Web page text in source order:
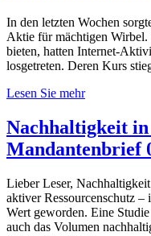
In den letzten Wochen
Aktie für mächtigen
bieten, hatten Internet-
losgetreten. Deren Kurs
Lesen Sie mehr
Nachhaltigkeit
Mandantenbrief
Lieber Leser,
aktiver Ressourcenschutz
Wert geworden. Eine
auch das Volumen